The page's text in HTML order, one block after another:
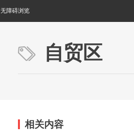
无障碍浏览
自贸区
相关内容